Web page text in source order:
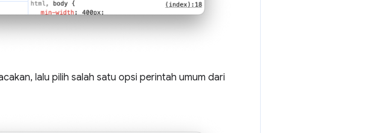
lalu pilih salah satu opsi perintah umum dari